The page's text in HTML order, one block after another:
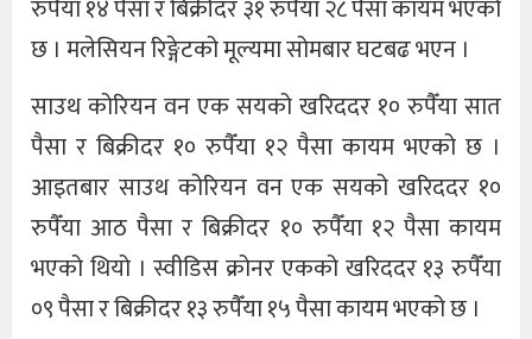
रुपैँया १४ पैसा र बिक्रीदर ३१ रुपैँया २८ पैसा कायम भएको
छ । मलेसियन रिङ्गेटको मूल्यमा सोमबार घटबढ भएन ।
साउथ कोरियन वन एक सयको खरिददर १० रुपैँया सात
पैसा र बिक्रीदर १० रुपैँया १२ पैसा कायम भएको छ ।
आइतबार साउथ कोरियन वन एक सयको खरिददर १०
रुपैँया आठ पैसा र बिक्रीदर १० रुपैँया १२ पैसा कायम
भएको थियो । स्वीडिस क्रोनर एकको खरिददर १३ रुपैँया
०९ पैसा र बिक्रीदर १३ रुपैँया १५ पैसा कायम भएको छ ।